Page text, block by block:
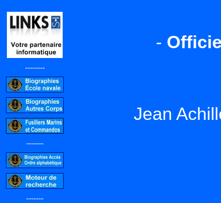
--------
-------
-------
-
Jean